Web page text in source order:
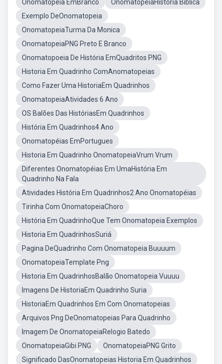
Onomatopeia EmBranco
OnomatopeiaHistoria Biblica
Exemplo DeOnomatopeia
OnomatopeiaTurma Da Monica
OnomatopeiaPNG Preto E Branco
Onomatopoeia De História EmQuadritos PNG
Historia Em Quadrinho ComAnomatopeias
Como Fazer Uma HistoriaEm Quadrinhos
OnomatopeiaAtividades 6 Ano
OS Balões Das HistóriasEm Quadrinhos
História Em Quadrinhos4 Ano
Onomatopéias EmPortugues
Historia Em Quadrinho OnomatopeiaVrum Vrum
Diferentes Onomatopéias Em UmaHistória Em
Quadrinho Na Fala
Atividades História Em Quadrinhos2 Ano Onomatopéias
Tirinha Com OnomatopeiaChoro
História Em QuadrinhoQue Tem Onomatopeia Exemplos
Historia Em QuadrinhosSuriá
Pagina DeQuadrinho Com Onomatopeia Buuuum
OnomatopeiaTemplate Png
Historia Em QuadrinhosBalão Onomatopeia Vuuuu
Imagens De HistoriaEm Quadrinho Suria
HistoriaEm Quadrinhos Em Com Onomatopeias
Arquivos Png DeOnomatopeias Para Quadrinho
Imagem De OnomatopeiaRelogio Batedo
OnomatopeiaGibi PNG
OnomatopeiaPNG Grito
Significado DasOnomatopeias Historia Em Quadrinhos